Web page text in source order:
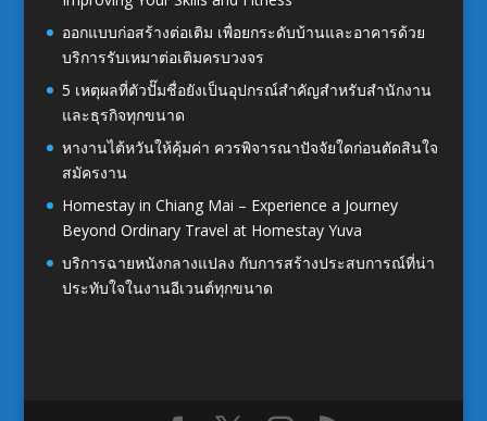
ออกแบบก่อสร้างต่อเติม เพื่อยกระดับบ้านและอาคารด้วย
บริการรับเหมาต่อเติมครบวงจร
5 เหตุผลที่ตัวปั๊มชื่อยังเป็นอุปกรณ์สำคัญสำหรับสำนักงาน
และธุรกิจทุกขนาด
หางานไต้หวันให้คุ้มค่า ควรพิจารณาปัจจัยใดก่อนตัดสินใจ
สมัครงาน
Homestay in Chiang Mai – Experience a Journey
Beyond Ordinary Travel at Homestay Yuva
บริการฉายหนังกลางแปลง กับการสร้างประสบการณ์ที่น่า
ประทับใจในงานอีเวนต์ทุกขนาด